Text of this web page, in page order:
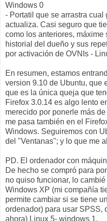
Windows 0
- Portatil que se arrastra
actualiza. Casi seguro que
como los anteriores, máxime
historial del dueño y sus
por activación de OVNIs -
En resumen, estamos
version 9.10 de Ubuntu, que
que es la única queja que
Firefox 3.0.14 es algo lento
merecido por ponerle más
me pasa también en el
Windows. Seguiremos con
del "Ventanas"; y lo que me
PD. El ordenador con
De hecho se compró para
no quiso funcionar, lo
Windows XP (mi compañía
permite cambiar si se tiene
ordenador) para usar SPSS,
ahora) Linux 5- windows 1.